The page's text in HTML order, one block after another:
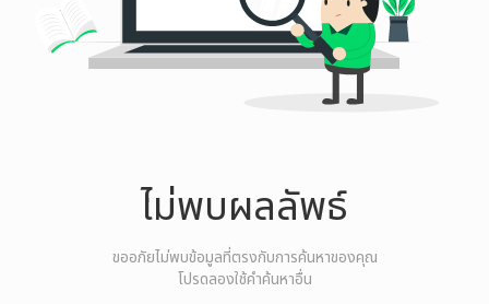
ไม่พบผลลัพธ์
ขออภัยไม่พบข้อมูลที่ตรงกับการค้นหาของคุณ
โปรดลองใช้คําค้นหาอื่น